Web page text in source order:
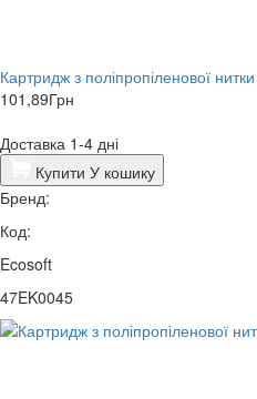
Картридж з поліпропіленової
101,89Грн
Доставка 1-4 дні
Купити У кошику
Бренд:
Код:
Ecosoft
47EK0045